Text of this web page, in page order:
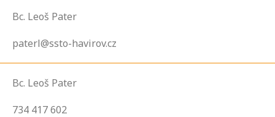
Bc. Leoš Pater
paterl@ssto-havirov.cz
Bc. Leoš Pater
734 417 602